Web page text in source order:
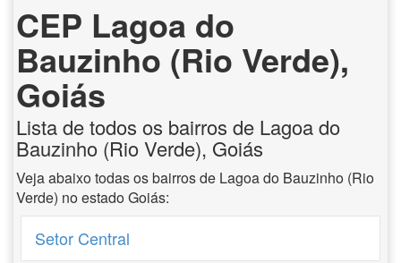
CEP Lagoa do
Bauzinho (Rio Verde),
Goiás
Lista de todos os bairros de Lagoa do
Bauzinho (Rio Verde), Goiás
Veja abaixo todas os bairros de Lagoa do Bauzinho (Rio
Verde) no estado Goiás:
Setor Central